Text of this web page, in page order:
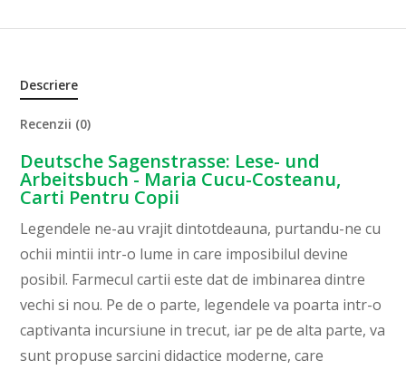
Descriere
Recenzii (0)
Deutsche Sagenstrasse: Lese- und
Arbeitsbuch - Maria Cucu-Costeanu,
Carti Pentru Copii
Legendele ne-au vrajit dintotdeauna, purtandu-ne cu
ochii mintii intr-o lume in care imposibilul devine
posibil. Farmecul cartii este dat de imbinarea dintre
vechi si nou. Pe de o parte, legendele va poarta intr-o
captivanta incursiune in trecut, iar pe de alta parte, va
sunt propuse sarcini didactice moderne, care